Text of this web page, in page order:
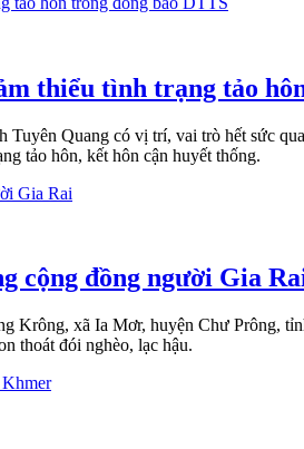
thiểu tình trạng tảo
Quang có vị trí, vai trò hết sức
tảo hôn, kết hôn cận huyết thống.
cộng đồng người Gia
xã Ia Mơr, huyện Chư Prông,
thoát đói nghèo, lạc hậu.